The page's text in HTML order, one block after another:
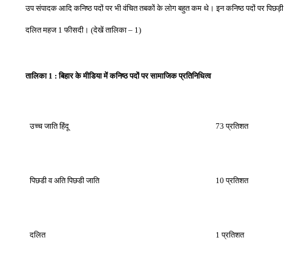
उप संपादक आदि कनिष्‍ठ पदों पर भी वंचित तबकों के लोग बहुत कम थे। इन कनिष्ठ पदों पर पिछड़ी
दलित महज 1फीसदी। (देखें तालिका – 1)
तालिका 1 :बिहारकेमीडिया में कनिष्‍ठ पदों पर सामाजिक प्रतिनिधित्‍व
उच्‍च जाति हिंदू 73प्रतिशत
पिछडी व अति पिछडी जाति 10प्रतिशत
दलित 1प्रतिशत